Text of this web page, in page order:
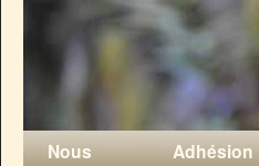
Nous
Adhésion